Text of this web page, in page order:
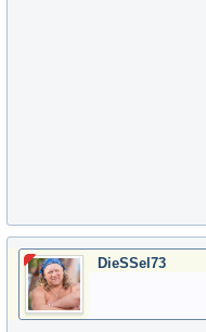
DieSSel73